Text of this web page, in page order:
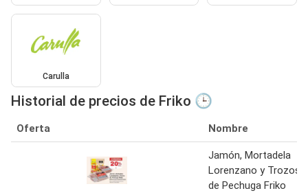
Carulla
Historial de precios de Friko 🕒
Oferta Nombre
Jamón, Mortadela
Lorenzano y Trozos
de Pechuga Friko